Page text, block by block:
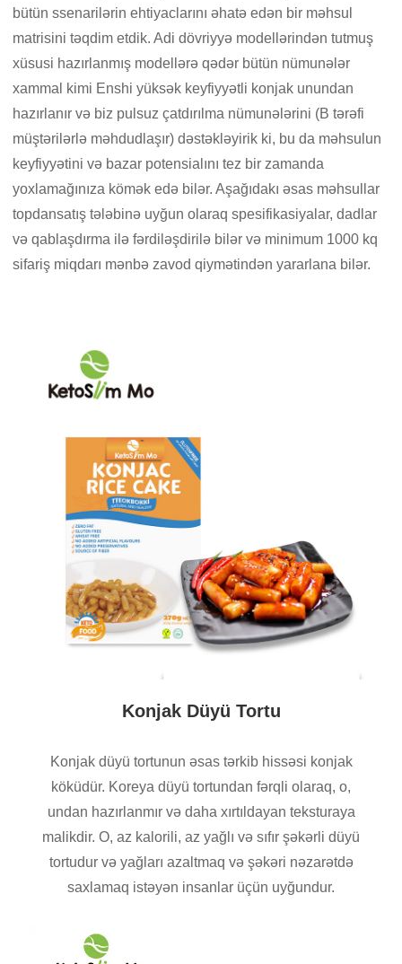
bütün ssenarilərin ehtiyaclarını əhatə edən bir məhsul
matrisini təqdim etdik. Adi dövriyyə modellərindən tutmuş
xüsusi hazırlanmış modellərə qədər bütün nümunələr
xammal kimi Enshi yüksək keyfiyyətli konjak unundan
hazırlanır və biz pulsuz çatdırılma nümunələrini (B tərəfi
müştərilərlə məhdudlaşır) dəstəkləyirik ki, bu da məhsulun
keyfiyyətini və bazar potensialını tez bir zamanda
yoxlamağınıza kömək edə bilər. Aşağıdakı əsas məhsullar
topdansatış tələbinə uyğun olaraq spesifikasiyalar, dadlar
və qablaşdırma ilə fərdiləşdirilə bilər və minimum 1000 kq
sifariş miqdarı mənbə zavod qiymətindən yararlana bilər.
Konjak Düyü Tortu
Konjak düyü tortunun əsas tərkib hissəsi konjak
köküdür. Koreya düyü tortundan fərqli olaraq, o,
undan hazırlanmır və daha xırtıldayan teksturaya
malikdir. O, az kalorili, az yağlı və sıfır şəkərli düyü
tortudur və yağları azaltmaq və şəkəri nəzarətdə
saxlamaq istəyən insanlar üçün uyğundur.